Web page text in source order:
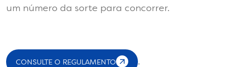
um número da sorte para concorrer.
CONSULTE O REGULAMENTO .